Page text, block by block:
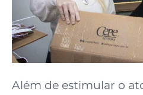
Além de estimular o